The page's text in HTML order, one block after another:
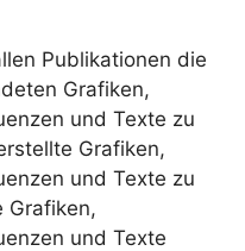
Publikationen die
Grafiken,
und Texte zu
Grafiken,
und Texte zu
Grafiken,
und Texte